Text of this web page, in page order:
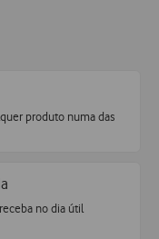
produto numa das
no dia útil